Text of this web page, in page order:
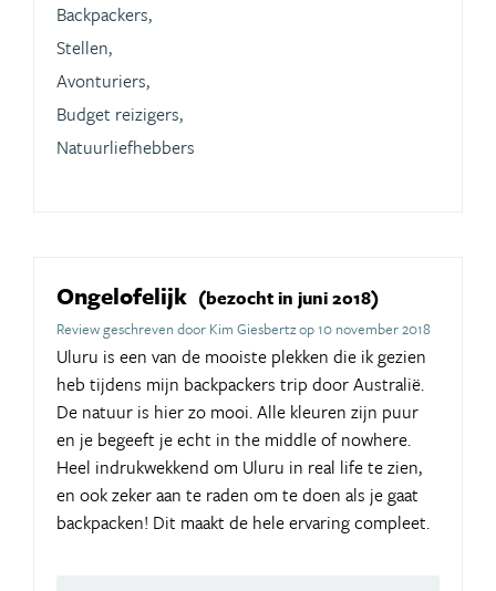
Backpackers,
Stellen,
Avonturiers,
Budget reizigers,
Natuurliefhebbers
Ongelofelijk (bezocht in juni 2018)
Review geschreven door Kim Giesbertz op 10 november 2018
Uluru is een van de mooiste plekken die ik gezien
heb tijdens mijn backpackers trip door Australië.
De natuur is hier zo mooi. Alle kleuren zijn puur
en je begeeft je echt in the middle of nowhere.
Heel indrukwekkend om Uluru in real life te zien,
en ook zeker aan te raden om te doen als je gaat
backpacken! Dit maakt de hele ervaring compleet.